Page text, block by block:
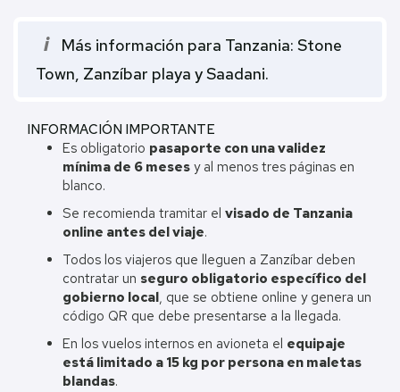
i
Más información para Tanzania: Stone
Town, Zanzíbar playa y Saadani.
INFORMACIÓN IMPORTANTE
Es obligatorio pasaporte con una validez
mínima de 6 meses y al menos tres páginas en
blanco.
Se recomienda tramitar el visado de Tanzania
online antes del viaje.
Todos los viajeros que lleguen a Zanzíbar deben
contratar un seguro obligatorio específico del
gobierno local, que se obtiene online y genera un
código QR que debe presentarse a la llegada.
En los vuelos internos en avioneta el equipaje
está limitado a 15 kg por persona en maletas
blandas.